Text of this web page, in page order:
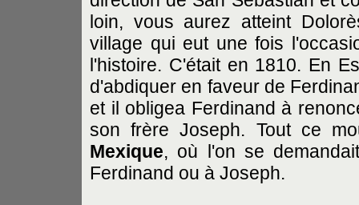
loin, vous aurez atteint
village qui eut une fois
l'histoire. C'était en 1810. En
d'abdiquer en faveur de
et il obligea Ferdinand à
son frère Joseph. Tout ce
Mexique, où l'on se
Ferdinand ou à Joseph.